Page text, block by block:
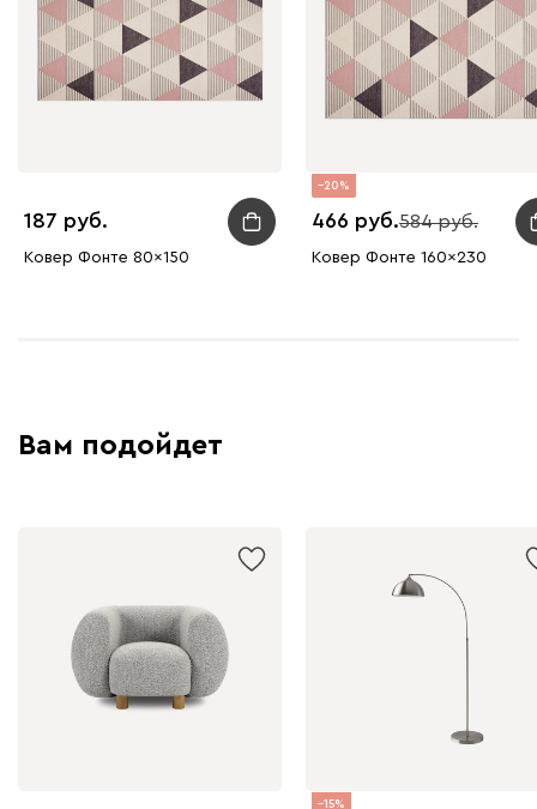
187
Ковер Фонте 80x150
20
466 584
Ковер Фонте 160x230
Вам подойдет
15